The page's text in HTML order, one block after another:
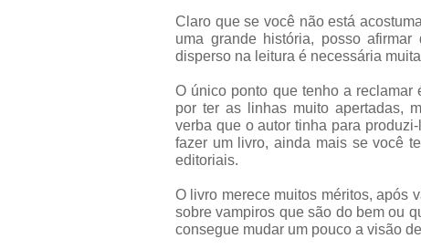
Claro que se você não está
uma grande história, posso
disperso na leitura é necessária
O único ponto que tenho a
por ter as linhas muito apertadas,
verba que o autor tinha para
fazer um livro, ainda mais se você
editoriais.
O livro merece muitos méritos, após
sobre vampiros que são do bem ou
consegue mudar um pouco a visão